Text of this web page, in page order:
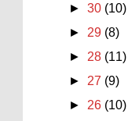
►30 (10)
► 29 (8)
► 28 (11)
► 27 (9)
► 26 (10)